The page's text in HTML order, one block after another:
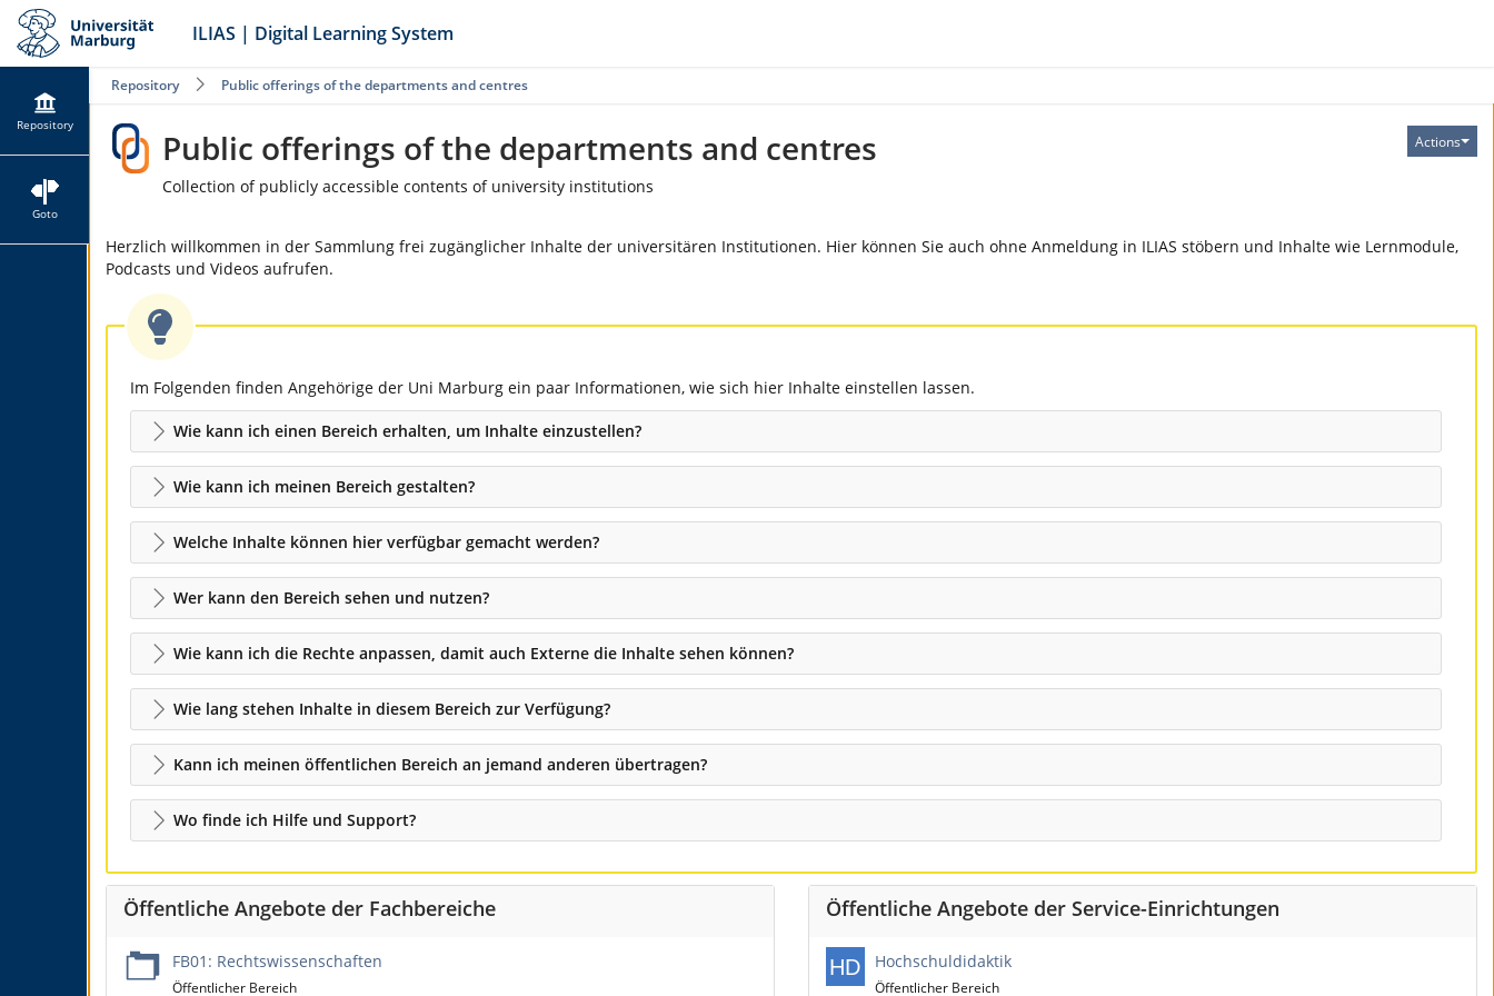
ILIAS | Digital Learning System
Repository
Goto
Repository Public offerings of the departments and centres
Actions
Public offerings of the departments and centres
Collection of publicly accessible contents of university institutions
Herzlich willkommen in der Sammlung frei zugänglicher Inhalte der universitären Institutionen. Hier können Sie auch ohne Anmeldung in ILIAS stöbern und Inhalte wie Lernmodule,
Podcasts und Videos aufrufen.
Im Folgenden finden Angehörige der Uni Marburg ein paar Informationen, wie sich hier Inhalte einstellen lassen.
Wie kann ich einen Bereich erhalten, um Inhalte einzustellen?
Wie kann ich meinen Bereich gestalten?
Welche Inhalte können hier verfügbar gemacht werden?
Wer kann den Bereich sehen und nutzen?
Wie kann ich die Rechte anpassen, damit auch Externe die Inhalte sehen können?
Wie lang stehen Inhalte in diesem Bereich zur Verfügung?
Kann ich meinen öffentlichen Bereich an jemand anderen übertragen?
Wo finde ich Hilfe und Support?
Öffentliche Angebote der Fachbereiche
FB01: Rechtswissenschaften
Öffentlicher Bereich
Öffentliche Angebote der Service-Einrichtungen
Hochschuldidaktik
Öffentlicher Bereich